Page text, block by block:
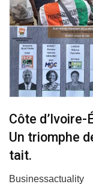
Côte
Un triomphe
tait.
Businessactuality